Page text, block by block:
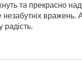
та прекрасно
радість.